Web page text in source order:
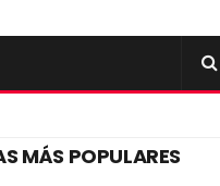
MÁS POPULARES